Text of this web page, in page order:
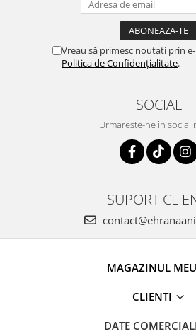
Vreau să primesc noutati prin
Politica de Confidențialitate.
SOCIAL
Urmareste-ne in social
SUPORT
MAGAZINUL MEU
CLIENTI
DATE